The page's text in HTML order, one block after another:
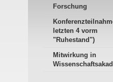
Forschung
letzten 4 vorm
"Ruhestand")
Mitwirkung in